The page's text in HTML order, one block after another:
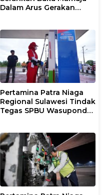
Dalam Arus Gerakan
Pertamina Patra Niaga
Regional Sulawesi Tindak
Tegas SPBU Wasuponda,